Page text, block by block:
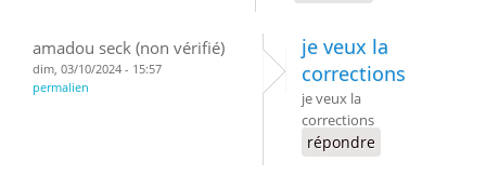
amadou seck (non vérifié)
dim, 03/10/2024 - 15:57
permalien
je veux la
corrections
je veux la
corrections
répondre